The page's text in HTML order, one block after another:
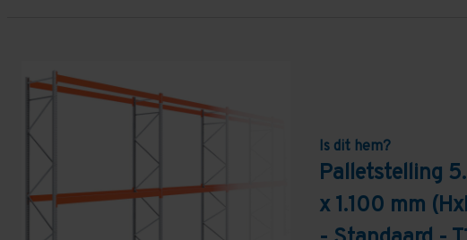
Is dit hem?
Palletstelling
x 1.100 mm